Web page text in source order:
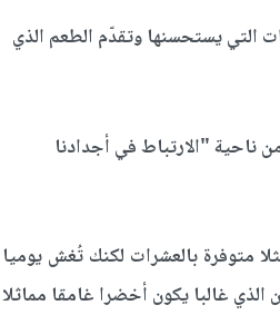
التي يستحسنها وتقدّم الطعم الذي
ناحية "الارتباط في أجدادنا
متوفرة بالعشرات لكنك تُغش يوميا
الذي غالبا يكون أخضرا غامقا مماثلا